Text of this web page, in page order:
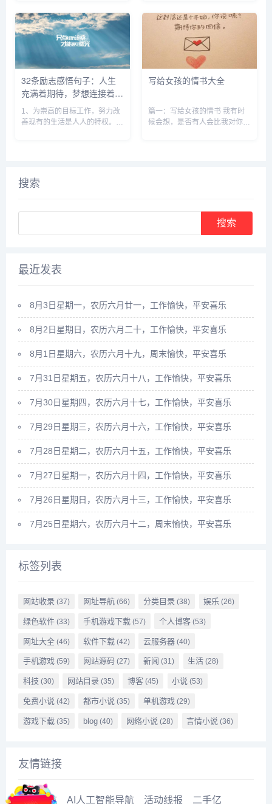
无忌惮 习惯了帮别人做事 别人
就容易得寸进尺 习惯了对别人
迁就 就助...
情，成为最好的自己。 3、最好
的跑步，就是你在一个陌生的地
方，发现一种久违的感...
32条励志感悟句子：人生
充满着期待，梦想连接着未
来1、为崇高的目标工作，努力改
善现有的生活是人人的特权。我
道德，转而为维持这个机械组织
牺牲...
写给女孩的情书大全
篇一：写给女孩的情书 我有时
候会想，是否有人会比我对你还
搜索
最近发表
8月3日星期一，农历六月廿一，工作愉快，平安喜乐
8月2日星期日，农历六月二十，工作愉快，平安喜乐
8月1日星期六，农历六月十九，周末愉快，平安喜乐
7月31日星期五，农历六月十八，工作愉快，平安喜乐
7月30日星期四，农历六月十七，工作愉快，平安喜乐
7月29日星期三，农历六月十六，工作愉快，平安喜乐
7月28日星期二，农历六月十五，工作愉快，平安喜乐
7月27日星期一，农历六月十四，工作愉快，平安喜乐
7月26日星期日，农历六月十三，工作愉快，平安喜乐
7月25日星期六，农历六月十二，周末愉快，平安喜乐
标签列表
网站收录(37) 网址导航(66) 分类目录 (38) 娱乐 (26)
绿色软件(33) 手机游戏下载(57) 个人博客 (53)
网址大全(46) 软件下载(42) 云服务器 (40)
手机游戏(59) 网站源码 (27) 新闻 (31) 生活 (28)
科技 (30) 网站目录(35) 博客 (45) 小说 (53)
免费小说(42) 都市小说(35) 单机游戏 (29)
游戏下载(35) blog(40) 网络小说 (28) 言情小说 (36)
友情链接
泪应导航 AI人工智能导航 活动线报 二手亿